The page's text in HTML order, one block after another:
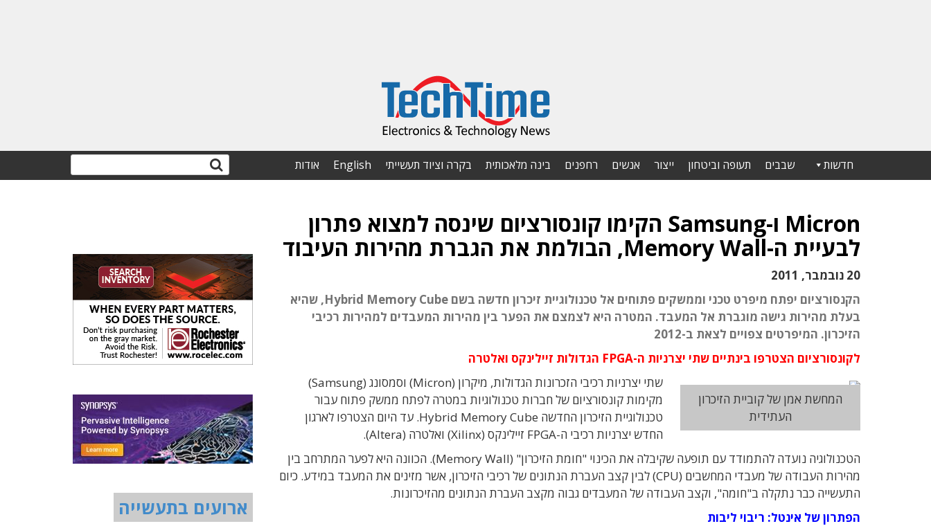
חדשות שבבים תעופה וביטחון ייצור אנשים רחפנים בינה מלאכותית בקרה וציוד תעשייתי English אודות
Micron ו-Samsung הקימו קונסורציום שינסה למצוא פתרון
לבעיית ה-Memory Wall, הבולמת את הגברת מהירות העיבוד
20 נובמבר, 2011
הקנסורציום יפתח מיפרט טכני וממשקים פתוחים אל טכנולוגיית זיכרון חדשה בשם Hybrid Memory Cube, שהיא
בעלת מהירות גישה מוגברת אל המעבד. המטרה היא לצמצם את הפער בין מהירות המעבדים למהירות רכיבי
הזיכרון. המיפרטים צפויים לצאת ב-2012
לקונסורציום הצטרפו בינתיים שתי יצרניות ה-FPGA הגדולות זיילינקס ואלטרה
המחשת אמן של קוביית הזיכרון
העתידית
שתי יצרניות רכיבי הזכרונות הגדולות, מיקרון (Micron) וסמסונג (Samsung)
מקימות קונסורציום של חברות טכנולוגיות במטרה לפתח ממשק פתוח עבור
טכנולוגיית הזיכרון החדשה Hybrid Memory Cube. עד היום הצטרפו לארגון
החדש יצרניות רכיבי ה-FPGA זיילינקס (Xilinx) ואלטרה (Altera).
הטכנולוגיה נועדה להתמודד עם תופעה שקיבלה את הכינוי "חומת הזיכרון" (Memory Wall). הכוונה היא לפער המתרחב בין
מהירות העבודה של מעבדי המחשבים (CPU) לבין קצב העברת הנתונים של רכיבי הזיכרון, אשר מזינים את המעבד במידע. כיום
התעשייה כבר נתקלה ב"חומה", וקצב העבודה של המעבדים גבוה מקצב העברת הנתונים מהזיכרונות.
הפתרון של אינטל: ריבוי ליבות
ארועים בתעשייה